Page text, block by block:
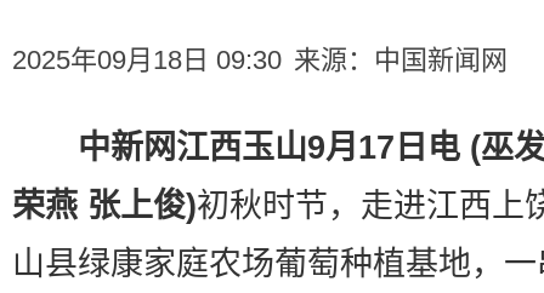
2025年09月18日 09:30 来源： 中国新闻网
中新网江西玉山9月17日电 (巫
荣燕 张上俊)初秋时节，走进江西上
山县绿康家庭农场葡萄种植基地，